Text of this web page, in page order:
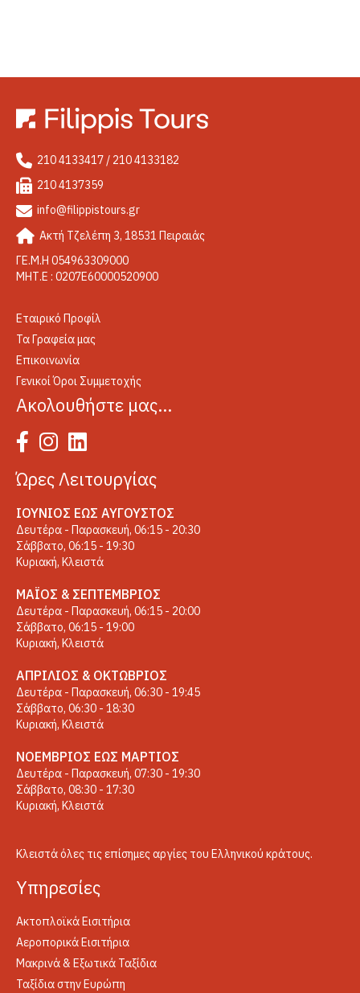
210 4133417 / 210 4133182
210 4137359
info@filippistours.gr
Ακτή Τζελέπη 3, 18531 Πειραιάς
ΓΕ.Μ.Η 054963309000
ΜΗΤ.Ε : 0207Ε60000520900
Εταιρικό Προφίλ
Τα Γραφεία μας
Επικοινωνία
Γενικοί Όροι Συμμετοχής
Ακολουθήστε μας…
Ώρες Λειτουργίας
ΙΟΎΝΙΟΣ ΈΩΣ ΑΎΓΟΥΣΤΟΣ
Δευτέρα - Παρασκευή, 06:15 - 20:30
Σάββατο, 06:15 - 19:30
Κυριακή, Κλειστά
ΜΆΙΟΣ & ΣΕΠΤΈΜΒΡΙΟΣ
Δευτέρα - Παρασκευή, 06:15 - 20:00
Σάββατο, 06:15 - 19:00
Κυριακή, Κλειστά
ΑΠΡΊΛΙΟΣ & ΟΚΤΏΒΡΙΟΣ
Δευτέρα - Παρασκευή, 06:30 - 19:45
Σάββατο, 06:30 - 18:30
Κυριακή, Κλειστά
ΝΟΈΜΒΡΙΟΣ ΈΩΣ ΜΆΡΤΙΟΣ
Δευτέρα - Παρασκευή, 07:30 - 19:30
Σάββατο, 08:30 - 17:30
Κυριακή, Κλειστά
Κλειστά όλες τις επίσημες αργίες του Ελληνικού κράτους.
Yπηρεσίες
Ακτοπλοϊκά Εισιτήρια
Αεροπορικά Εισιτήρια
Μακρινά & Εξωτικά Ταξίδια
Ταξίδια στην Ευρώπη